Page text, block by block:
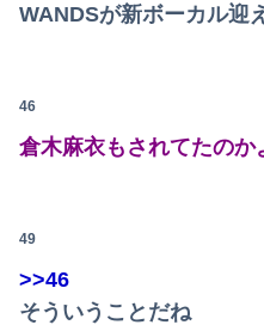
WANDSが新ボーカル迎
46
倉木麻衣もされてたのか
49
>>46
そういうことだね